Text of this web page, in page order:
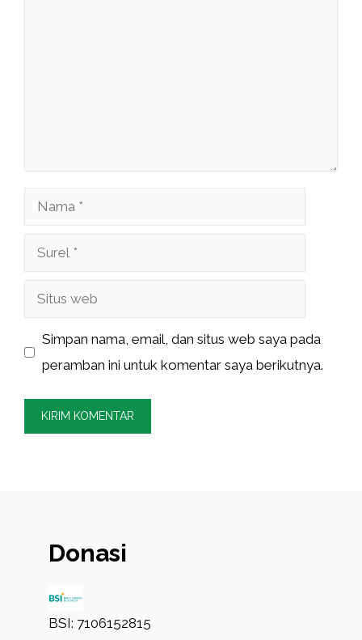
Nama
Surel
Situs
Simpan nama, email, dan situs web saya pada
peramban ini untuk komentar saya berikutnya.
Donasi
BSI: 7106152815